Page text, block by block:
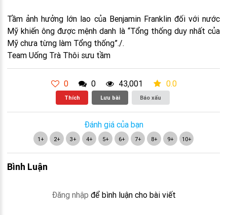
Tầm ảnh hưởng lớn lao của Benjamin Franklin đối với nước
Mỹ khiến ông được mệnh danh là “Tổng thống duy nhất của
Mỹ chưa từng làm Tổng thống”./.
Team Uống Trà Thôi sưu tầm
0 0 43,001 0.0
Thích Lưu bài Báo xấu
Đánh giá của bạn
1+ 2+ 3+ 4+ 5+ 6+ 7+ 8+ 9+ 10+
Bình Luận
Đăng nhập để bình luận cho bài viết